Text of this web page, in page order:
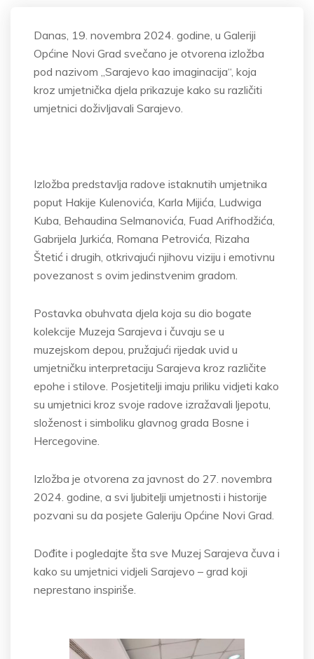
Danas, 19. novembra 2024. godine, u Galeriji
Općine Novi Grad svečano je otvorena izložba
pod nazivom „Sarajevo kao imaginacija“, koja
kroz umjetnička djela prikazuje kako su različiti
umjetnici doživljavali Sarajevo.
Izložba predstavlja radove istaknutih umjetnika
poput Hakije Kulenovića, Karla Mijića, Ludwiga
Kuba, Behaudina Selmanovića, Fuad Arifhodžića,
Gabrijela Jurkića, Romana Petrovića, Rizaha
Štetić i drugih, otkrivajući njihovu viziju i emotivnu
povezanost s ovim jedinstvenim gradom.
Postavka obuhvata djela koja su dio bogate
kolekcije Muzeja Sarajeva i čuvaju se u
muzejskom depou, pružajući rijedak uvid u
umjetničku interpretaciju Sarajeva kroz različite
epohe i stilove. Posjetitelji imaju priliku vidjeti kako
su umjetnici kroz svoje radove izražavali ljepotu,
složenost i simboliku glavnog grada Bosne i
Hercegovine.
Izložba je otvorena za javnost do 27. novembra
2024. godine, a svi ljubitelji umjetnosti i historije
pozvani su da posjete Galeriju Općine Novi Grad.
Dođite i pogledajte šta sve Muzej Sarajeva čuva i
kako su umjetnici vidjeli Sarajevo – grad koji
neprestano inspiriše.